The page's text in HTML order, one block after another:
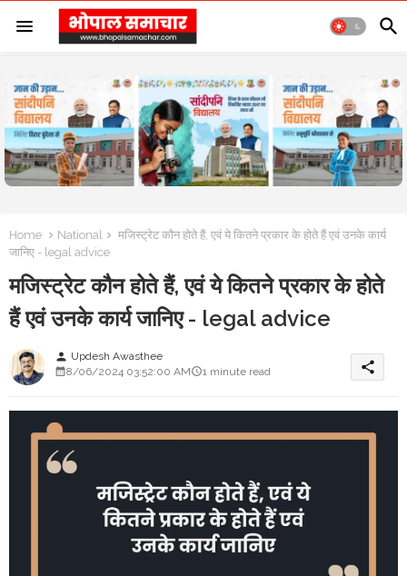
Home National
मजिस्ट्रेट कौन होते हैं, एवं ये कितने प्रकार के होते हैं एवं उनके कार्य
जानिए - legal advice
मजिस्ट्रेट कौन होते हैं, एवं ये कितने प्रकार के होते
हैं एवं उनके कार्य जानिए - legal advice
person Updesh Awasthee
8/06/2024 03:52:00 AM
1 minute read share